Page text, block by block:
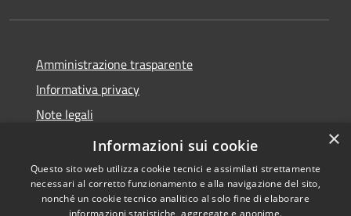
Amministrazione trasparente
Informativa privacy
Note legali
Dichiarazione di accessibilità
×
Informazioni sui cookie
Questo sito web utilizza cookie tecnici e assimilati strettamente
necessari al corretto funzionamento e alla navigazione del sito,
nonché un cookie tecnico analitico al solo fine di elaborare
informazioni statistiche, aggregate e anonime.